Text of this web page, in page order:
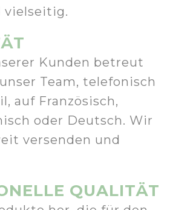
vielseitig.
Kunden betreut
Team, telefonisch
auf Französisch,
oder Deutsch. Wir
versenden und
QUALITÄT